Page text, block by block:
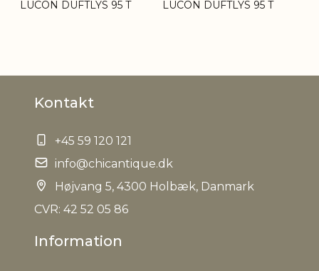
LUCON DUFTLYS 95 T LUCON DUFTLYS 95 T
Kontakt
+45 59 120 121
info@chicantique.dk
Højvang 5, 4300 Holbæk, Danmark
CVR: 42 52 05 86
Information